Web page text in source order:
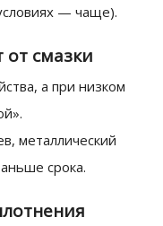
— чаще).
от смазки
а при низком
металлический
срока.